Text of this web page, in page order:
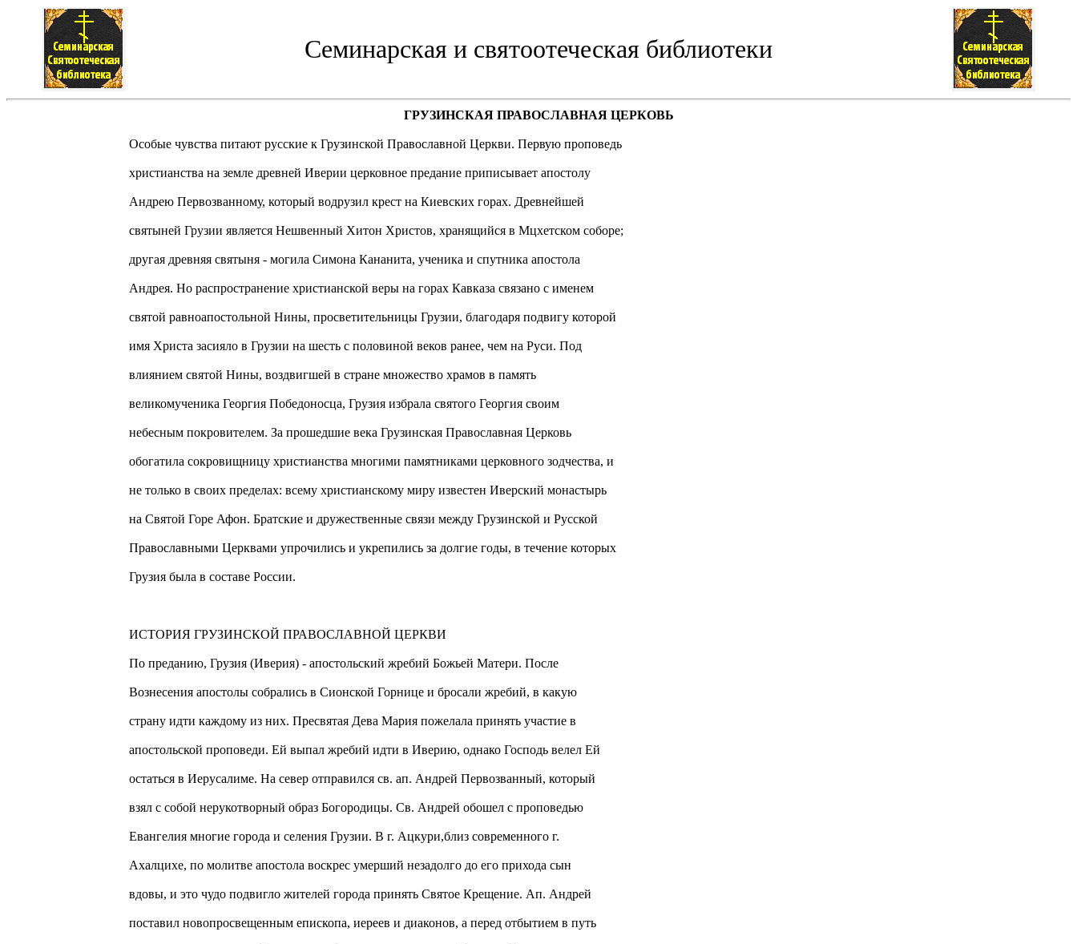
Семинарская и святоотеческая библиотеки
ГРУЗИНСКАЯ ПРАВОСЛАВНАЯ ЦЕРКОВЬ
Особые чувства питают русские к Грузинской Православной Церкви. Первую проповедь
христианства на земле древней Иверии церковное предание приписывает апостолу
Андрею Первозванному, который водрузил крест на Киевских горах. Древнейшей
святыней Грузии является Нешвенный Хитон Христов, хранящийся в Мцхетском соборе;
другая древняя святыня - могила Симона Кананита, ученика и спутника апостола
Андрея. Но распространение христианской веры на горах Кавказа связано с именем
святой равноапостольной Нины, просветительницы Грузии, благодаря подвигу которой
имя Христа засияло в Грузии на шесть с половиной веков ранее, чем на Руси. Под
влиянием святой Нины, воздвигшей в стране множество храмов в память
великомученика Георгия Победоносца, Грузия избрала святого Георгия своим
небесным покровителем. За прошедшие века Грузинская Православная Церковь
обогатила сокровищницу христианства многими памятниками церковного зодчества, и
не только в своих пределах: всему христианскому миру известен Иверский монастырь
на Святой Горе Афон. Братские и дружественные связи между Грузинской и Русской
Православными Церквами упрочились и укрепились за долгие годы, в течение которых
Грузия была в составе России.
ИСТОРИЯ ГРУЗИНСКОЙ ПРАВОСЛАВНОЙ ЦЕРКВИ
По преданию, Грузия (Иверия) - апостольский жребий Божьей Матери. После
Вознесения апостолы собрались в Сионской Горнице и бросали жребий, в какую
страну идти каждому из них. Пресвятая Дева Мария пожелала принять участие в
апостольской проповеди. Ей выпал жребий идти в Иверию, однако Господь велел Ей
остаться в Иерусалиме. На север отправился св. ап. Андрей Первозванный, который
взял с собой нерукотворный образ Богородицы. Св. Андрей обошел с проповедью
Евангелия многие города и селения Грузии. В г. Ацкури,близ современного г.
Ахалцихе, по молитве апостола воскрес умерший незадолго до его прихода сын
вдовы, и это чудо подвигло жителей города принять Cвятое Крещение. Ап. Андрей
поставил новопросвещенным епископа, иереев и диаконов, а перед отбытием в путь